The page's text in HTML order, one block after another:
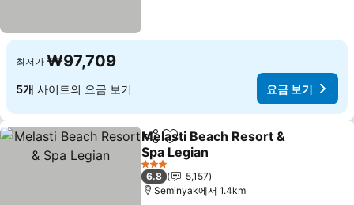
최저가 ₩97,709
5개 사이트의 요금 보기 요금 보기
공유 즐겨찾기에 추가
Melasti Beach Resort &
Spa Legian
요금 보기
3 성급
6.8
5,157
Seminyak에서 1.4km